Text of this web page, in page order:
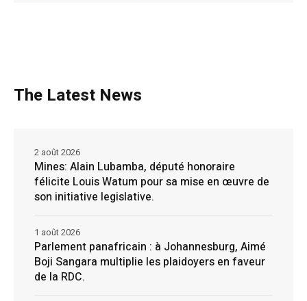
The Latest News
Mines: Alain Lubamba, député honoraire
félicite Louis Watum pour sa mise en œuvre de
son initiative legislative.
2 août 2026
Parlement panafricain : à Johannesburg, Aimé
Boji Sangara multiplie les plaidoyers en faveur
de la RDC.
1 août 2026